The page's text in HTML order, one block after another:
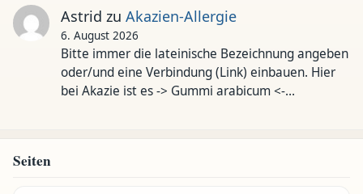
Astrid zu Akazien-Allergie
6. August 2026
Bitte immer die lateinische Bezeichnung angeben
oder/und eine Verbindung (Link) einbauen. Hier
bei Akazie ist es -> Gummi arabicum <-…
Seiten